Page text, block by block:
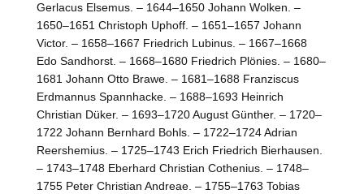
Gerlacus Elsemus. – 1644–1650 Johann Wolken. –
1650–1651 Christoph Uphoff. – 1651–1657 Johann
Victor. – 1658–1667 Friedrich Lubinus. – 1667–1668
Edo Sandhorst. – 1668–1680 Friedrich Plönies. – 1680–
1681 Johann Otto Brawe. – 1681–1688 Franziscus
Erdmannus Spannhacke. – 1688–1693 Heinrich
Christian Düker. – 1693–1720 August Günther. – 1720–
1722 Johann Bernhard Bohls. – 1722–1724 Adrian
Reershemius. – 1725–1743 Erich Friedrich Bierhausen.
– 1743–1748 Eberhard Christian Cothenius. – 1748–
1755 Peter Christian Andreae. – 1755–1763 Tobias